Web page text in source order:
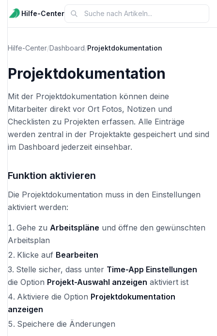
Hilfe-Center
Hilfe-Center/Dashboard/Projektdokumentation
Projektdokumentation
Mit der Projektdokumentation können deine
Mitarbeiter direkt vor Ort Fotos, Notizen und
Checklisten zu Projekten erfassen. Alle Einträge
werden zentral in der Projektakte gespeichert und sind
im Dashboard jederzeit einsehbar.
Funktion aktivieren
Die Projektdokumentation muss in den Einstellungen
aktiviert werden:
Gehe zu Arbeitspläne und öffne den gewünschten
Arbeitsplan
Klicke auf Bearbeiten
Stelle sicher, dass unter Time-App Einstellungen
die Option Projekt-Auswahl anzeigen aktiviert ist
Aktiviere die Option Projektdokumentation
anzeigen
Speichere die Änderungen